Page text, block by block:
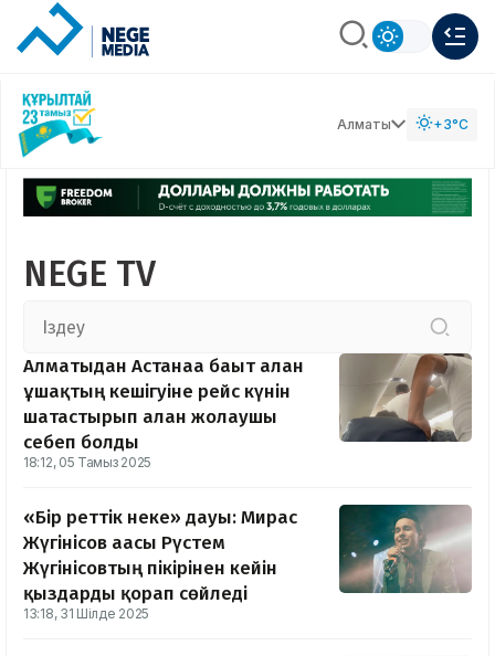
Алматы +3°C
NEGE TV
Алматыдан Астанаға бағыт алған
ұшақтың кешігуіне рейс күнін
шатастырып алған жолаушы
себеп болды
18:12, 05 Тамыз 2025
«Бір реттік неке» дауы: Мирас
Жүгінісов ағасы Рүстем
Жүгінісовтың пікірінен кейін
қыздарды қорғап сөйледі
13:18, 31 Шілде 2025